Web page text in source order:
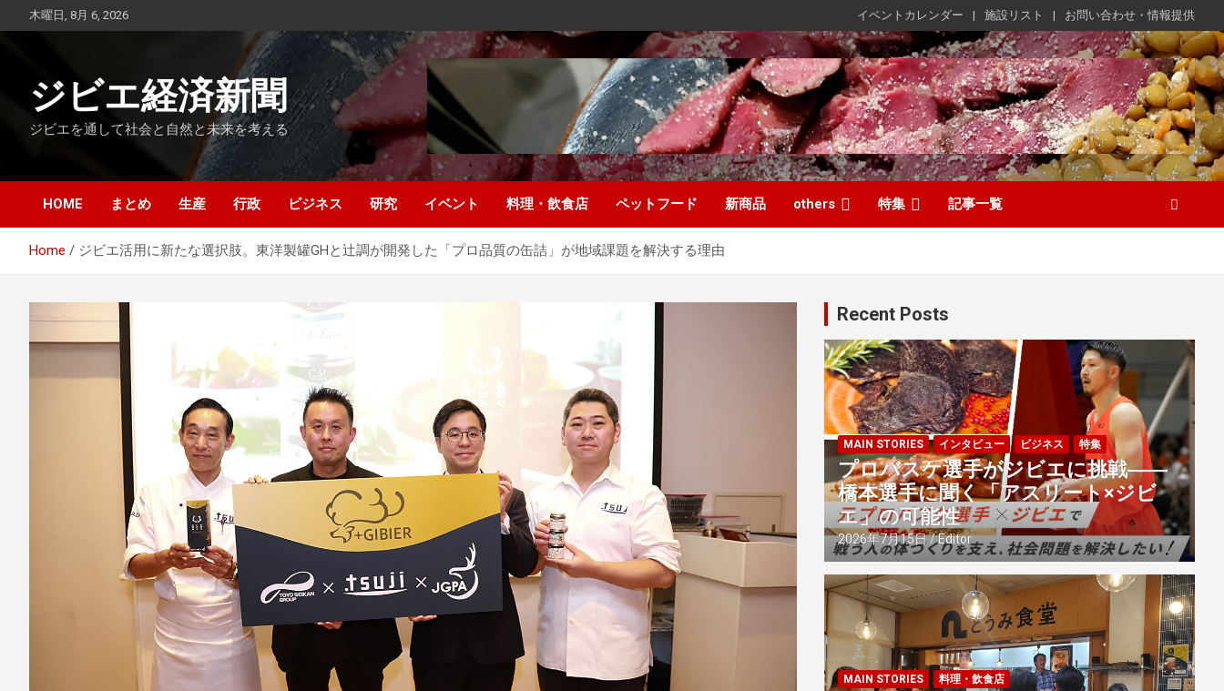
to
木曜日, 8月 6, 2026 イベントカレンダー 施設リスト お問い合わせ・情報提供
ジビエ経済新聞
ジビエを通して社会と自然と未来を考える
HOME まとめ 生産 行政 ビジネス 研究 イベント 料理・飲食店 ペットフード 新商品 others 特集 記事一覧
Home ジビエ活用に新たな選択肢。東洋製罐GHと辻調が開発した「プロ品質の缶詰」が地域課題を解決する理由
Recent Posts
MAIN STORIES インタビュー ビジネス 特集
プロバスケ選手がジビエに挑戦――
橋本選手に聞く「アスリート×ジビ
エ」の可能性
2026年7月15日 Editor
MAIN STORIES 料理・飲食店